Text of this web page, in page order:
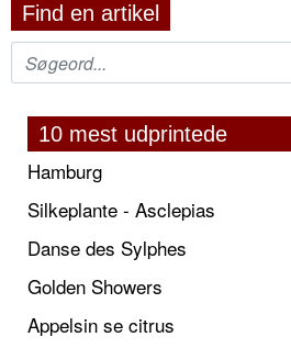
Find en artikel
10 mest udprintede
Hamburg
Silkeplante - Asclepias
Danse des Sylphes
Golden Showers
Appelsin se citrus